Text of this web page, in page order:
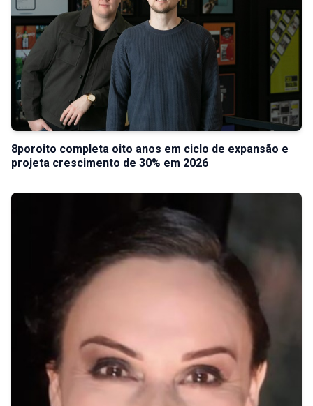
8poroito completa oito anos em ciclo de expansão e
projeta crescimento de 30% em 2026